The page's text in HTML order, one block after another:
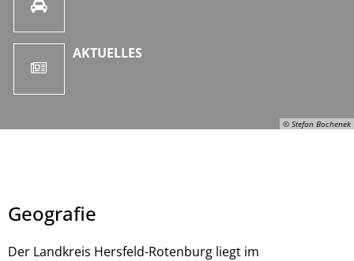
© Stefan Bochenek
AKTUELLES
Geografie
Der Landkreis Hersfeld-Rotenburg liegt im